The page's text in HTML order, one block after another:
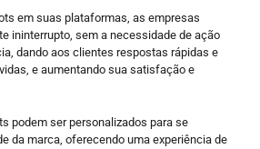
em suas plataformas, as empresas
ininterrupto, sem a necessidade de ação
dando aos clientes respostas rápidas e
e aumentando sua satisfação e
podem ser personalizados para se
da marca, oferecendo uma experiência de